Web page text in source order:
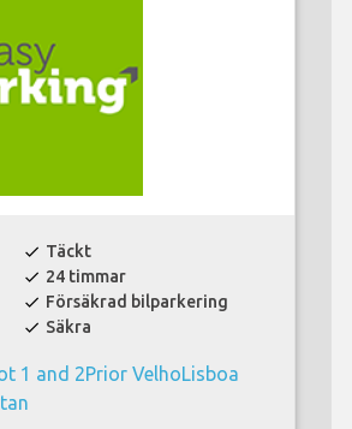
check Täckt
check 24 timmar
check Försäkrad bilparkering
check Säkra
1 and 2Prior VelhoLisboa